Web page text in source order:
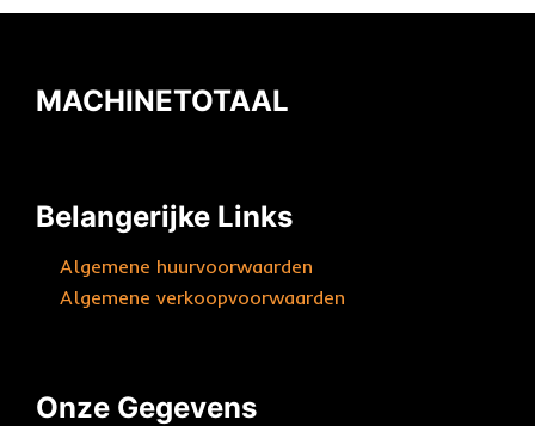
MACHINETOTAAL
Belangerijke Links
Algemene huurvoorwaarden
Algemene verkoopvoorwaarden
Onze Gegevens